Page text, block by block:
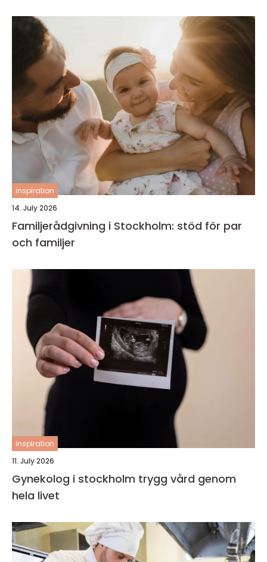
inspiration
14. July 2026
Familjerådgivning i Stockholm: stöd för par
och familjer
inspiration
11. July 2026
Gynekolog i stockholm trygg vård genom
hela livet